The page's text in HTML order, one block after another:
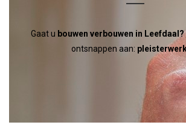
Gaat u bouwen verbouwen in Leefdaal ?
ontsnappen aan: